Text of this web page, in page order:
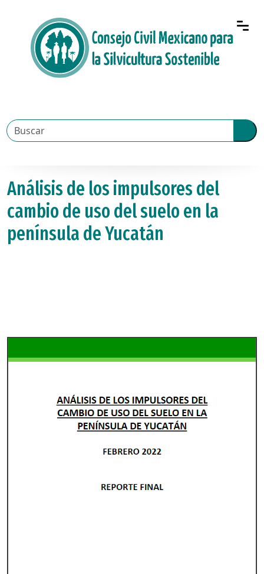
Análisis de los impulsores del
cambio de uso del suelo en la
península de Yucatán